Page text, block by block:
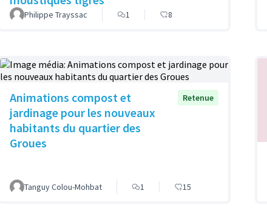
Philippe Trayssac 1 8
Animations compost et
jardinage pour les nouveaux
habitants du quartier des
Groues
Retenue
Tanguy Colou-Mohbat 1 15